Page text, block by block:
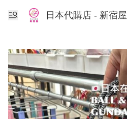
日本代購店 - 新宿屋